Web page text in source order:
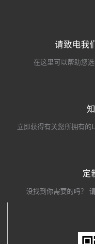
请致电我
在这里可以帮助您
立即获得有关您所拥有的
定
没找到你需要的吗？